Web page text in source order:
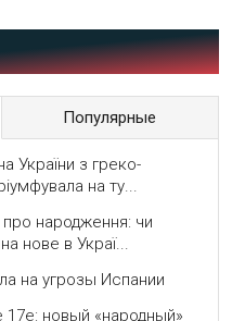
Популярные
України з греко-
на ту...
про народження: чи
нове в Украї...
на угрозы Испании
17e: новый «народный»